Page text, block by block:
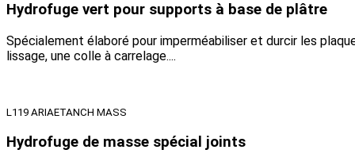
Hydrofuge vert pour supports à base de plâtre
Spécialement élaboré pour imperméabiliser et durcir les
lissage, une colle à carrelage....
L119 ARIAETANCH MASS
Hydrofuge de masse spécial joints